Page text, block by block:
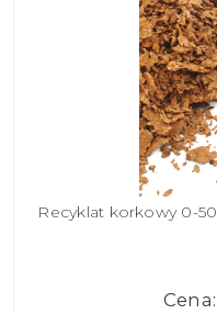
Recyklat korkowy 0-
Cena: